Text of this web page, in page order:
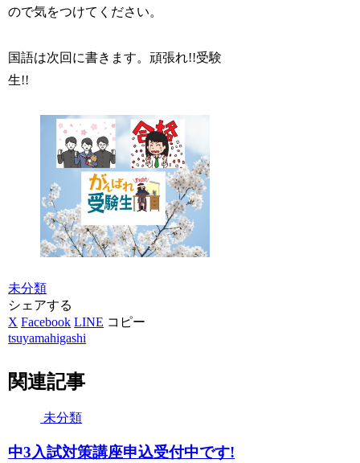
ので気をつけてください。
国語は次回に書きます。頑張れ!!受験
生!!
未分類
シェアする
X Facebook LINE コピー
tsuyamahigashi
関連記事
未分類
中3入試対策講座申込受付中です!